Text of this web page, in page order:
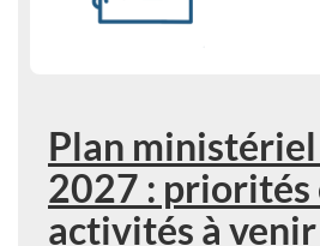
Plan
2027 : priorités
activités à venir